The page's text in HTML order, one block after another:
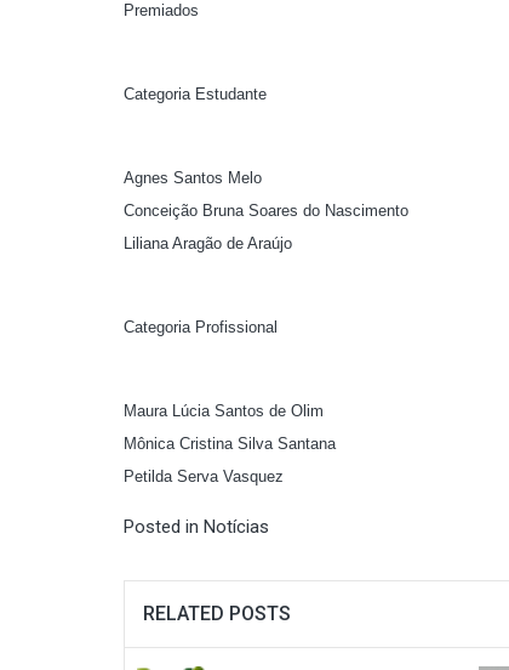
Premiados
Categoria Estudante
Agnes Santos Melo
Conceição Bruna Soares do Nascimento
Liliana Aragão de Araújo
Categoria Profissional
Maura Lúcia Santos de Olim
Mônica Cristina Silva Santana
Petilda Serva Vasquez
Posted in Notícias
RELATED POSTS